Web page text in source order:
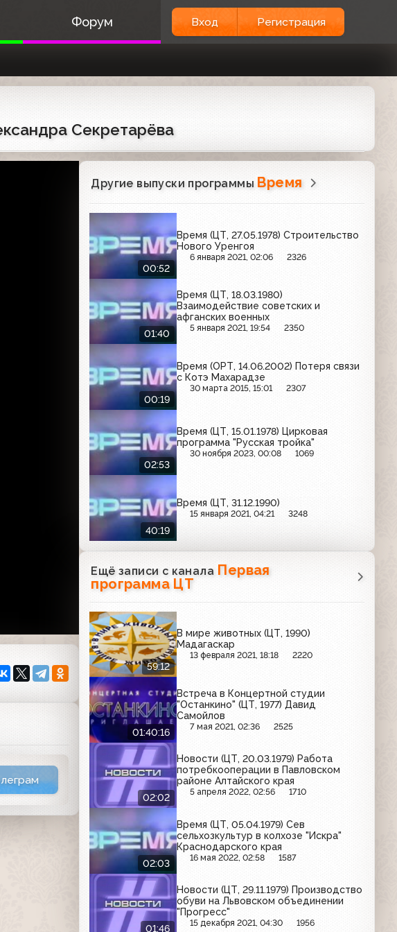
Форум Вход Регистрация
Секретарёва
Другие выпуски программы Время
00:52
Время (ЦТ, 27.05.1978) Строительство
Нового Уренгоя
6 января 2021, 02:06 2326
01:40
Время (ЦТ, 18.03.1980)
Взаимодействие советских и
афганских военных
5 января 2021, 19:54 2350
00:19
Время (ОРТ, 14.06.2002) Потеря связи
с Котэ Махарадзе
30 марта 2015, 15:01 2307
02:53
Время (ЦТ, 15.01.1978) Цирковая
программа "Русская тройка"
30 ноября 2023, 00:08 1069
40:19
Время (ЦТ, 31.12.1990)
15 января 2021, 04:21 3248
Ещё записи с канала Первая
программа ЦТ
59:12
В мире животных (ЦТ, 1990)
Мадагаскар
13 февраля 2021, 18:18 2220
01:40:16
Встреча в Концертной студии
"Останкино" (ЦТ, 1977) Давид
Самойлов
7 мая 2021, 02:36 2525
02:02
Новости (ЦТ, 20.03.1979) Работа
потребкооперации в Павловском
районе Алтайского края
5 апреля 2022, 02:56 1710
02:03
Время (ЦТ, 05.04.1979) Сев
сельхозкультур в колхозе "Искра"
Краснодарского края
16 мая 2022, 02:58 1587
01:46
Новости (ЦТ, 29.11.1979) Производство
обуви на Львовском объединении
"Прогресс"
15 декабря 2021, 04:30 1956